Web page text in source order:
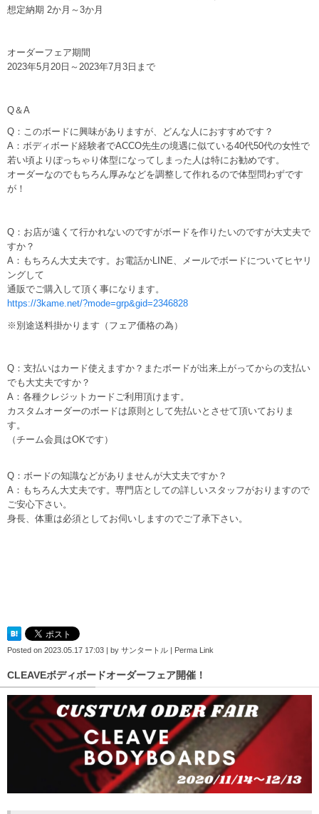
想定納期 2か月～3か月
オーダーフェア期間
2023年5月20日～2023年7月3日まで
Q＆A
Q：このボードに興味がありますが、どんな人におすすめです？
A：ボディボード経験者でACCO先生の境遇に似ている40代50代の女性で
若い頃よりぽっちゃり体型になってしまった人は特にお勧めです。
オーダーなのでもちろん厚みなどを調整して作れるので体型問わずです
が！
Q：お店が遠くて行かれないのですがボードを作りたいのですが大丈夫で
すか？
A：もちろん大丈夫です。お電話かLINE、メールでボードについてヒヤリ
ングして
通販でご購入して頂く事になります。
https://3kame.net/?mode=grp&gid=2346828
※別途送料掛かります（フェア価格の為）
Q：支払いはカード使えますか？またボードが出来上がってからの支払い
でも大丈夫ですか？
A：各種クレジットカードご利用頂けます。
カスタムオーダーのボードは原則として先払いとさせて頂いておりま
す。
（チーム会員はOKです）
Q：ボードの知識などがありませんが大丈夫ですか？
A：もちろん大丈夫です。専門店としての詳しいスタッフがおりますので
ご安心下さい。
身長、体重は必須としてお伺いしますのでご了承下さい。
Posted on 2023.05.17 17:03 | by サンタートル | Perma Link
CLEAVEボディボードオーダーフェア開催！